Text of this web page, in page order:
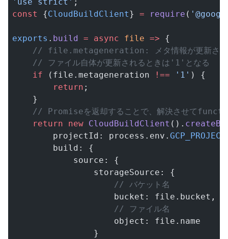
const
{CloudBuildClient} = require (
exports . build = async file => {
// file.metageneration: メタ情報が更新され
    // ファイル自体が更新されるときは'1'となる
    if
(file.metageneration !== '1' ) {
        return
;
    }
// Promiseを返却することで、解決させて
    return
new CloudBuildClient ().
        projectId: process.env.
        build: {
            source: {
                storageSource: {
                    // バケット名
                    bucket: file.bucket,
                    // ファイル名
                    object: file.name
                }